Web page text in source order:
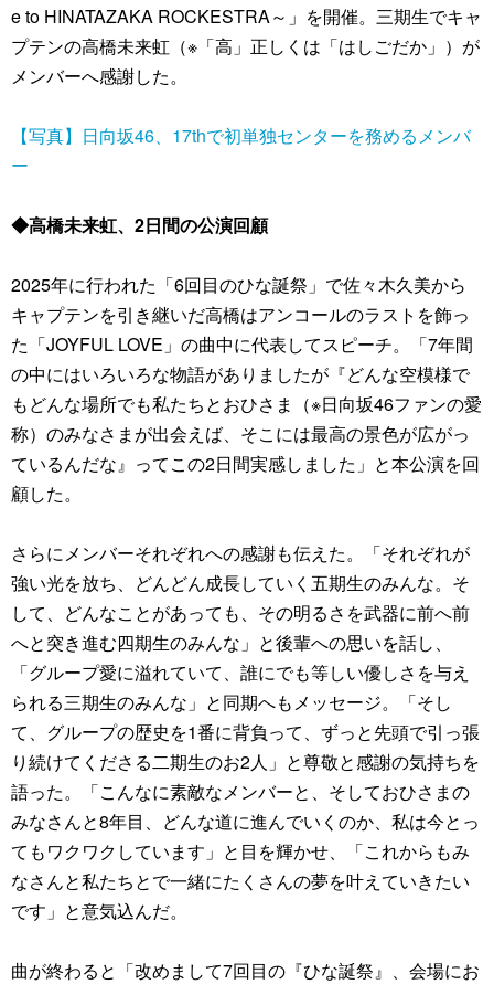
e to HINATAZAKA ROCKESTRA～」を開催。三期生でキャ
プテンの高橋未来虹（※「高」正しくは「はしごだか」）が
メンバーへ感謝した。
【写真】日向坂46、17thで初単独センターを務めるメンバ
ー
◆高橋未来虹、2日間の公演回顧
2025年に行われた「6回目のひな誕祭」で佐々木久美から
キャプテンを引き継いだ高橋はアンコールのラストを飾っ
た「JOYFUL LOVE」の曲中に代表してスピーチ。「7年間
の中にはいろいろな物語がありましたが『どんな空模様で
もどんな場所でも私たちとおひさま（※日向坂46ファンの愛
称）のみなさまが出会えば、そこには最高の景色が広がっ
ているんだな』ってこの2日間実感しました」と本公演を回
顧した。
さらにメンバーそれぞれへの感謝も伝えた。「それぞれが
強い光を放ち、どんどん成長していく五期生のみんな。そ
して、どんなことがあっても、その明るさを武器に前へ前
へと突き進む四期生のみんな」と後輩への思いを話し、
「グループ愛に溢れていて、誰にでも等しい優しさを与え
られる三期生のみんな」と同期へもメッセージ。「そし
て、グループの歴史を1番に背負って、ずっと先頭で引っ張
り続けてくださる二期生のお2人」と尊敬と感謝の気持ちを
語った。「こんなに素敵なメンバーと、そしておひさまの
みなさんと8年目、どんな道に進んでいくのか、私は今とっ
てもワクワクしています」と目を輝かせ、「これからもみ
なさんと私たちとで一緒にたくさんの夢を叶えていきたい
です」と意気込んだ。
曲が終わると「改めまして7回目の『ひな誕祭』、会場にお